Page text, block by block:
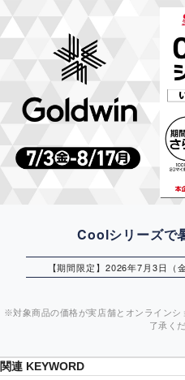
Coolシリーズで
【期間限定】2026年7月3日
※対象商品の価格が実店舗とオンライン
了承く
関連 KEYWORD